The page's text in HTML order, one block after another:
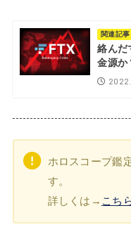
関連記事
絡ん
金源か
ホロスコープ鑑
す。
詳しくは→ こち